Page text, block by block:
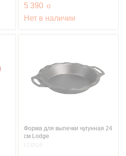
5 390 руб.
o
Нет в наличии
Форма для выпечки чугунная 24
см Lodge
LODGE